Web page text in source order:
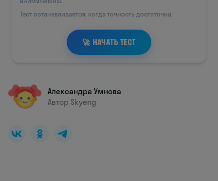
Александра Умнова
Автор Skyeng